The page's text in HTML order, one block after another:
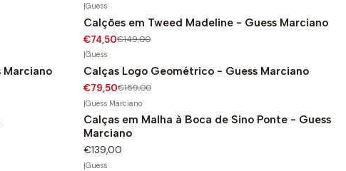
-50%
|Guess
Calções em Tweed Madeline - Guess Marciano
€74,50€149,00
Marciano -50%
Guess
Calças Logo Geométrico - Guess Marciano
€79,50€159,00
|Guess Marciano
Calças em Malha à Boca de Sino Ponte - Guess
Marciano
€139,00
|Guess